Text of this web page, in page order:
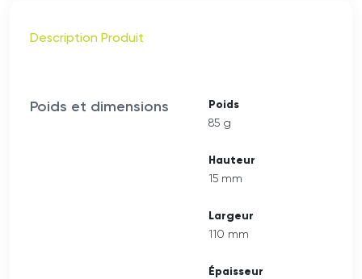
Description Produit
Poids et dimensions Poids
85 g
Hauteur
15 mm
Largeur
110 mm
Épaisseur